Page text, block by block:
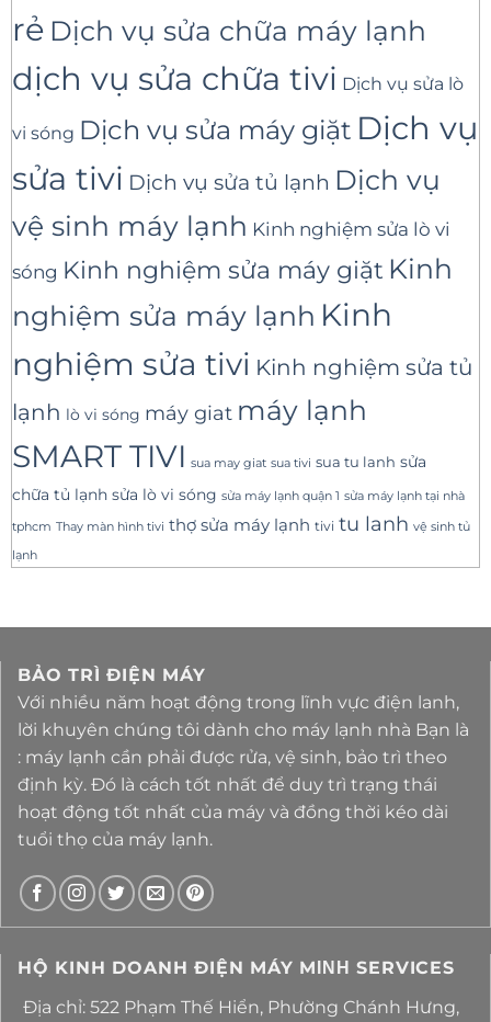
rẻ Dịch vụ sửa chữa máy lạnh
dịch vụ sửa chữa tivi Dịch vụ sửa lò
vi sóng Dịch vụ sửa máy giặt Dịch vụ
sửa tivi Dịch vụ sửa tủ lạnh Dịch vụ
vệ sinh máy lạnh Kinh nghiệm sửa lò vi
sóng Kinh nghiệm sửa máy giặt Kinh
nghiệm sửa máy lạnh Kinh
nghiệm sửa tivi Kinh nghiệm sửa tủ
lạnh lò vi sóng máy giat máy lạnh
SMART TIVI sua may giat sua tivi sua tu lanh sửa
chữa tủ lạnh sửa lò vi sóng sửa máy lạnh quận 1 sửa máy lạnh tại nhà
tphcm Thay màn hình tivi thợ sửa máy lạnh tivi tu lanh vệ sinh tủ
lạnh
BẢO TRÌ ĐIỆN MÁY
Với nhiều năm hoạt động trong lĩnh vực điện lanh,
lời khuyên chúng tôi dành cho máy lạnh nhà Bạn là
: máy lạnh cần phải được rửa, vệ sinh, bảo trì theo
định kỳ. Đó là cách tốt nhất để duy trì trạng thái
hoạt động tốt nhất của máy và đồng thời kéo dài
tuổi thọ của máy lạnh.
HỘ KINH DOANH ĐIỆN MÁY MΙΝΗ SERVICES
Địa chỉ: 522 Phạm Thế Hiển, Phường Chánh Hưng,